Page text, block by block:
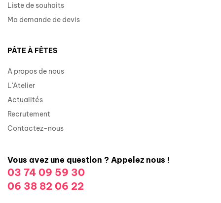
Liste de souhaits
Ma demande de devis
PÂTE À FÊTES
A propos de nous
L'Atelier
Actualités
Recrutement
Contactez-nous
Vous avez une question ? Appelez nous !
03 74 09 59 30
06 38 82 06 22